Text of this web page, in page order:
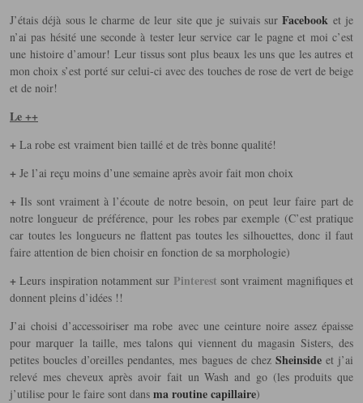
J’étais déjà sous le charme de leur site que je suivais surFacebook et je
n’ai pas hésité une seconde à tester leur service car le pagne et moi c’est
une histoire d’amour! Leur tissus sont plus beaux les uns que les autres et
mon choix s’est porté sur celui-ci avec des touches de rose de vert de beige
et de noir!
Le ++
+ La robe est vraiment bien taillé et de très bonne qualité!
+ Je l’ai reçu moins d’une semaine après avoir fait mon choix
+ Ils sont vraiment à l’écoute de notre besoin, on peut leur faire part de
notre longueur de préférence, pour les robes par exemple (C’est pratique
car toutes les longueurs ne flattent pas toutes les silhouettes, donc il faut
faire attention de bien choisir en fonction de sa morphologie)
+ Leurs inspiration notamment sur Pinterest sont vraiment magnifiques et
donnent pleins d’idées !!
J’ai choisi d’accessoiriser ma robe avec une ceinture noire assez épaisse
pour marquer la taille, mes talons qui viennent du magasin Sisters, des
petites boucles d’oreilles pendantes, mes bagues de chez Sheinsideet j’ai
relevé mes cheveux après avoir fait un Wash and go (les produits que
j’utilise pour le faire sont dans ma routine capillaire)